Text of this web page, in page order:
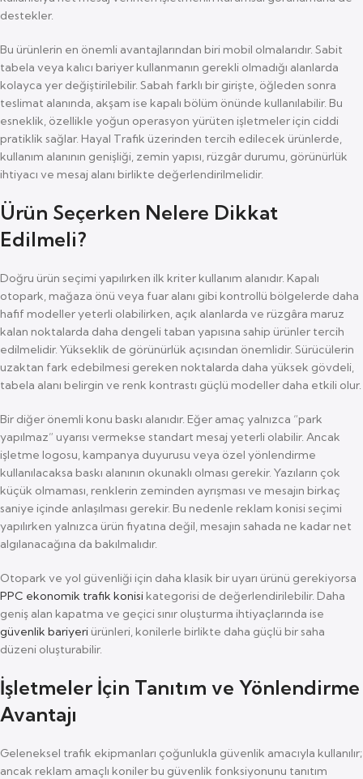
destekler.
Bu ürünlerin en önemli avantajlarından biri mobil olmalarıdır. Sabit
tabela veya kalıcı bariyer kullanmanın gerekli olmadığı alanlarda
kolayca yer değiştirilebilir. Sabah farklı bir girişte, öğleden sonra
teslimat alanında, akşam ise kapalı bölüm önünde kullanılabilir. Bu
esneklik, özellikle yoğun operasyon yürüten işletmeler için ciddi
pratiklik sağlar. Hayal Trafik üzerinden tercih edilecek ürünlerde,
kullanım alanının genişliği, zemin yapısı, rüzgâr durumu, görünürlük
ihtiyacı ve mesaj alanı birlikte değerlendirilmelidir.
Ürün Seçerken Nelere Dikkat
Edilmeli?
Doğru ürün seçimi yapılırken ilk kriter kullanım alanıdır. Kapalı
otopark, mağaza önü veya fuar alanı gibi kontrollü bölgelerde daha
hafif modeller yeterli olabilirken, açık alanlarda ve rüzgâra maruz
kalan noktalarda daha dengeli taban yapısına sahip ürünler tercih
edilmelidir. Yükseklik de görünürlük açısından önemlidir. Sürücülerin
uzaktan fark edebilmesi gereken noktalarda daha yüksek gövdeli,
tabela alanı belirgin ve renk kontrastı güçlü modeller daha etkili olur.
Bir diğer önemli konu baskı alanıdır. Eğer amaç yalnızca “park
yapılmaz” uyarısı vermekse standart mesaj yeterli olabilir. Ancak
işletme logosu, kampanya duyurusu veya özel yönlendirme
kullanılacaksa baskı alanının okunaklı olması gerekir. Yazıların çok
küçük olmaması, renklerin zeminden ayrışması ve mesajın birkaç
saniye içinde anlaşılması gerekir. Bu nedenle reklam konisi seçimi
yapılırken yalnızca ürün fiyatına değil, mesajın sahada ne kadar net
algılanacağına da bakılmalıdır.
Otopark ve yol güvenliği için daha klasik bir uyarı ürünü gerekiyorsa
PPC ekonomik trafik konisi kategorisi de değerlendirilebilir. Daha
geniş alan kapatma ve geçici sınır oluşturma ihtiyaçlarında ise
güvenlik bariyeri ürünleri, konilerle birlikte daha güçlü bir saha
düzeni oluşturabilir.
İşletmeler İçin Tanıtım ve Yönlendirme
Avantajı
Geleneksel trafik ekipmanları çoğunlukla güvenlik amacıyla kullanılır;
ancak reklam amaçlı koniler bu güvenlik fonksiyonunu tanıtım